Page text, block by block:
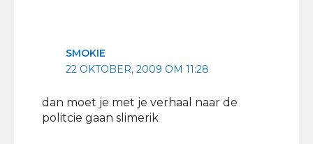
SMOKIE
22 OKTOBER, 2009 OM 11:28
dan moet je met je verhaal naar de
politcie gaan slimerik